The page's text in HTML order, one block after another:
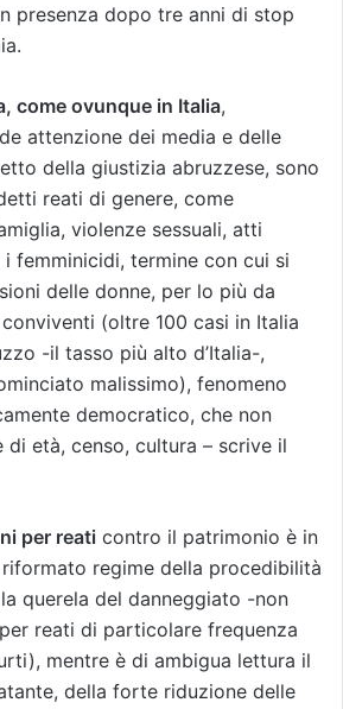
presenza dopo tre anni di stop
come ovunque in Italia,
attenzione dei media e delle
della giustizia abruzzese, sono
reati di genere, come
violenze sessuali, atti
femminicidi, termine con cui si
delle donne, per lo più da
(oltre 100 casi in Italia
-il tasso più alto d’Italia-,
malissimo), fenomeno
democratico, che non
età, censo, cultura – scrive il
per reati contro il patrimonio è in
regime della procedibilità
querela del danneggiato -non
reati di particolare frequenza
mentre è di ambigua lettura il
della forte riduzione delle